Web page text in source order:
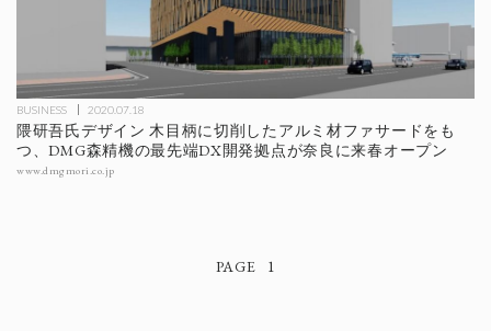
BUSINESS 2020.07.18
隈研吾氏デザイン 木目柄に切削したアルミ材ファサードをも
つ、DMG森精機の最先端DX開発拠点が奈良に来春オープン
www.dmgmori.co.jp
1